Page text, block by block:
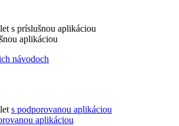
s príslušnou aplikáciou
aplikáciou
návodoch
s podporovanou aplikáciou
aplikáciou